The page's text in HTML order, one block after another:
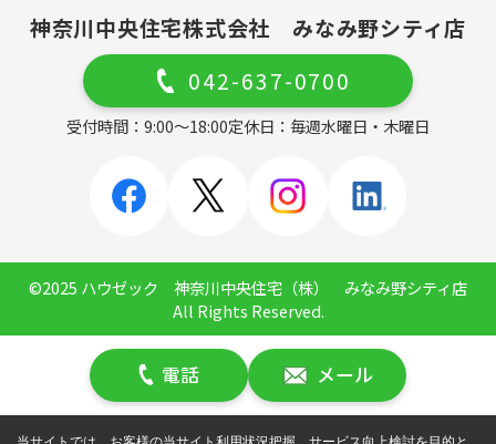
神奈川中央住宅株式会社 みなみ野シティ店
042-637-0700
受付時間：9:00～18:00定休日：毎週水曜日・木曜日
©2025 ハウゼック 神奈川中央住宅（株） みなみ野シティ店
All Rights Reserved.
電話 メール